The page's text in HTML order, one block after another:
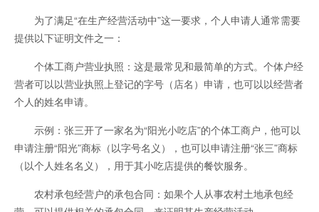
为了满足“在生产经营活动中”这一要求，个人申请人通常需要
提供以下证明文件之一：
个体工商户营业执照：这是最常见和最简单的方式。个体户经
营者可以以营业执照上登记的字号（店名）申请，也可以以经营者
个人的姓名申请。
示例：张三开了一家名为“阳光小吃店”的个体工商户，他可以
申请注册“阳光”商标（以字号名义），也可以申请注册“张三”商标
（以个人姓名名义），用于其小吃店提供的餐饮服务。
农村承包经营户的承包合同：如果个人从事农村土地承包经